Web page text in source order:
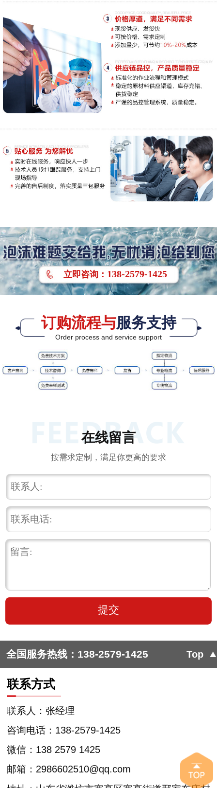
立即咨询 ： 138-2579-1425
订购流程与服务支持
Order process and service support
在线留言
按需求定制，满足你更高的要求
全国服务热线： 138-2579-1425 Top
联系方式
咨询电话：138-2579-1425
联系人：张经理
微信：138 2579 1425
邮箱：2986602510@qq.com